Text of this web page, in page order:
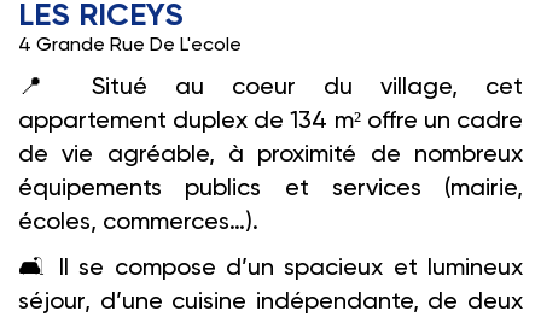
LES RICEYS
4 Grande Rue De L'ecole
📍
Situé au coeur du village, cet
appartement duplex de 134 m² offre un cadre
de vie agréable, à proximité de nombreux
équipements publics et services (mairie,
écoles, commerces…).
🛋️️
Il se compose d’un spacieux et lumineux
séjour, d’une cuisine indépendante, de deux